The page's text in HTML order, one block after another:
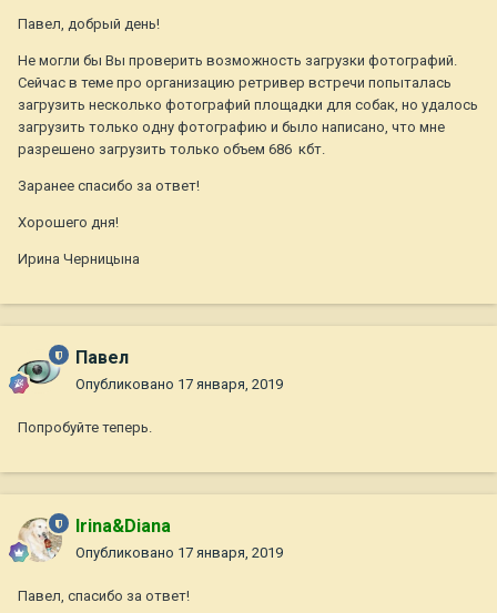
Павел, добрый день!
Не могли бы Вы проверить возможность загрузки фотографий.
Сейчас в теме про организацию ретривер встречи попыталась
загрузить несколько фотографий площадки для собак, но удалось
загрузить только одну фотографию и было написано, что мне
разрешено загрузить только объем 686 кбт.
Заранее спасибо за ответ!
Хорошего дня!
Ирина Черницына
Павел
Опубликовано 17 января, 2019
Попробуйте теперь.
Irina&Diana
Опубликовано 17 января, 2019
Павел, спасибо за ответ!